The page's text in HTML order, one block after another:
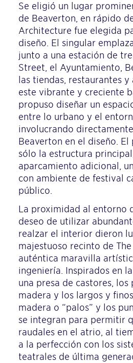
Se eligió un lugar
de Beaverton, en rápido
Architecture fue elegida
diseño. El singular
junto a una estación de
Street, el Ayuntamiento,
las tiendas, restaurantes
este vibrante y creciente
propuso diseñar un
entre lo urbano y el
involucrando
Beaverton en el diseño.
sólo la estructura
aparcamiento adicional,
con ambiente de festival
público.
La proximidad al entorno
deseo de utilizar
realzar el interior dieron
majestuoso recinto de The
auténtica maravilla
ingeniería. Inspirados en
una presa de castores, los
madera y los largos y
madera o “palos” y los
se integran para permitir
raudales en el atrio, al
a la perfección con los
teatrales de última